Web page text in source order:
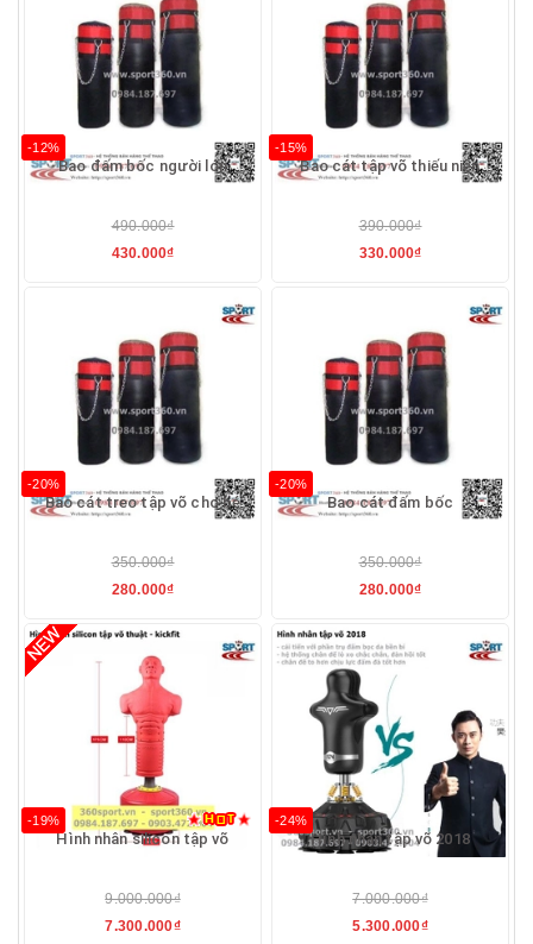
-12%
Bao đấm bốc người lớn
490.000₫
430.000₫
-15%
Bao cát tập võ thiếu niên
390.000₫
330.000₫
-20%
Bao cát treo tập võ cho bé
350.000₫
280.000₫
-20%
Bao cát đấm bốc
350.000₫
280.000₫
-19%
Hình nhân silicon tập võ
9.000.000₫
7.300.000₫
-24%
Hình nhân tập võ 2018
7.000.000₫
5.300.000₫